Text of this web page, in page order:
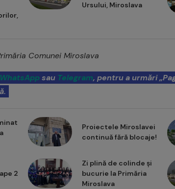
Ursului, Miroslava
Comunei Miroslava
WhatsAppsau Telegram, pentru a urmări
Proiectele Miroslavei
continuă fără blocaje!
2
Zi plină de colinde și
bucurie la Primăria
Miroslava